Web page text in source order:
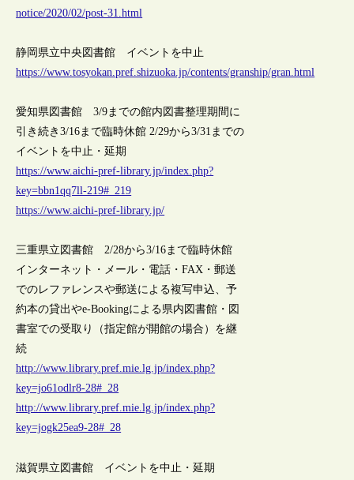
notice/2020/02/post-31.html
静岡県立中央図書館 イベントを中止
https://www.tosyokan.pref.shizuoka.jp/contents/granship/gran.html
愛知県図書館 3/9までの館内図書整理期間に
引き続き3/16まで臨時休館 2/29から3/31までの
イベントを中止・延期
https://www.aichi-pref-library.jp/index.php?
key=bbn1qq7ll-219#_219
https://www.aichi-pref-library.jp/
三重県立図書館 2/28から3/16まで臨時休館
インターネット・メール・電話・FAX・郵送
でのレファレンスや郵送による複写申込、予
約本の貸出やe-Bookingによる県内図書館・図
書室での受取り（指定館が開館の場合）を継
続
http://www.library.pref.mie.lg.jp/index.php?
key=jo61odlr8-28#_28
http://www.library.pref.mie.lg.jp/index.php?
key=jogk25ea9-28#_28
滋賀県立図書館 イベントを中止・延期